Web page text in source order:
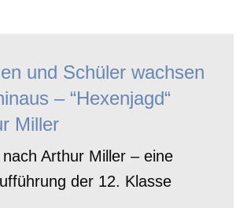
und Schüler wachsen
– “Hexenjagd“
Miller
nach Arthur Miller – eine
der 12. Klasse